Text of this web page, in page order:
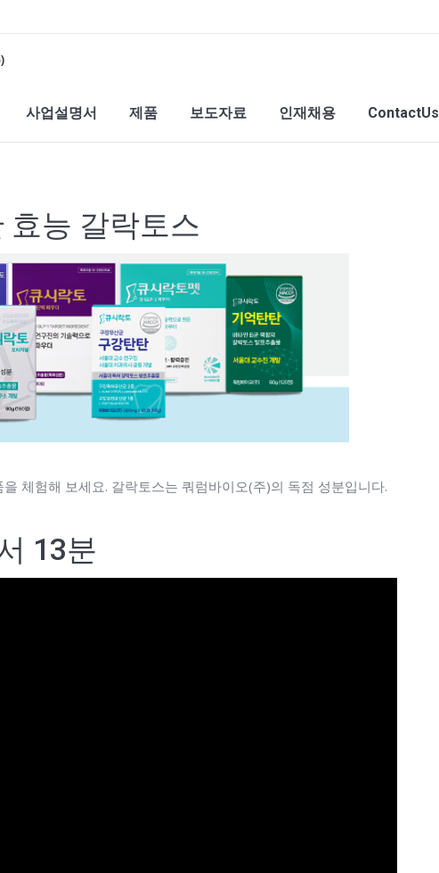
사업설명서 제품 보도자료 인재채용 ContactUs
효능 갈락토스
체험해 보세요. 갈락토스는 쿼럼바이오(주)의 독점 성분입니다.
13분